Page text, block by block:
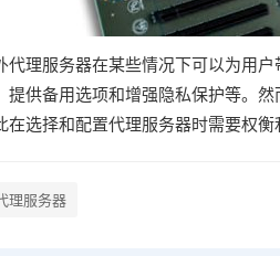
代理服务器在某些情况下可以为用
提供备用选项和增强隐私保护等。
选择和配置代理服务器时需要权
理服务器